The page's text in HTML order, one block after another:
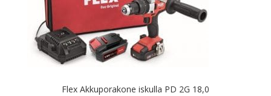
Flex Akkuporakone iskulla PD 2G 18,0